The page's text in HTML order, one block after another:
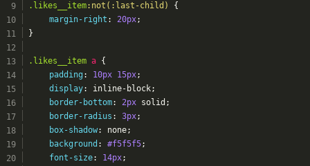
.likes__item:not( :last-child)
{
margin-right : 20px;
}
.likes__item a {
padding : 10px 15px;
display: inline-block;
border-bottom: 2px solid;
border-radius : 3px;
box-shadow: none;
background : #f5f5f5;
font-size: 14px;